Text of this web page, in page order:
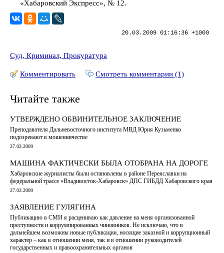
«Хабаровский Экспресс», № 12.
20.03.2009 01:16:36 +1000
Суд, Криминал, Прокуратура
Комментировать Смотреть комментарии (1)
Читайте также
УТВЕРЖДЕНО ОБВИНИТЕЛЬНОЕ ЗАКЛЮЧЕНИЕ
Преподавателя Дальневосточного института МВД Юрия Кузьменко
подозревают в мошенничестве
27.03.2009
МАШИНА ФАКТИЧЕСКИ БЫЛА ОТОБРАНА НА ДОРОГЕ
Хабаровские журналисты были остановлены в районе Переяславки на
федеральной трассе «Владивосток-Хабаровск» ДПС ГИБДД Хабаровского края
27.03.2009
ЗАЯВЛЕНИЕ ГУЛЯГИНА
Публикацию в СМИ я расцениваю как давление на меня организованной
преступности и коррумпированных чиновников. Не исключаю, что в
дальнейшем возможны новые публикации, носящие заказной и коррупционный
характер – как в отношении меня, так и в отношении руководителей
государственных и правоохранительных органов